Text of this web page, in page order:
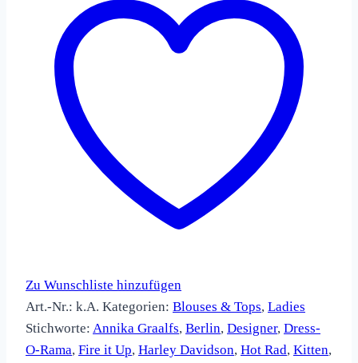
Zu Wunschliste hinzufügen
Art.-Nr.: k.A. Kategorien: Blouses & Tops, Ladies
Stichworte: Annika Graalfs, Berlin, Designer, Dress-
O-Rama, Fire it Up, Harley Davidson, Hot Rad, Kitten,